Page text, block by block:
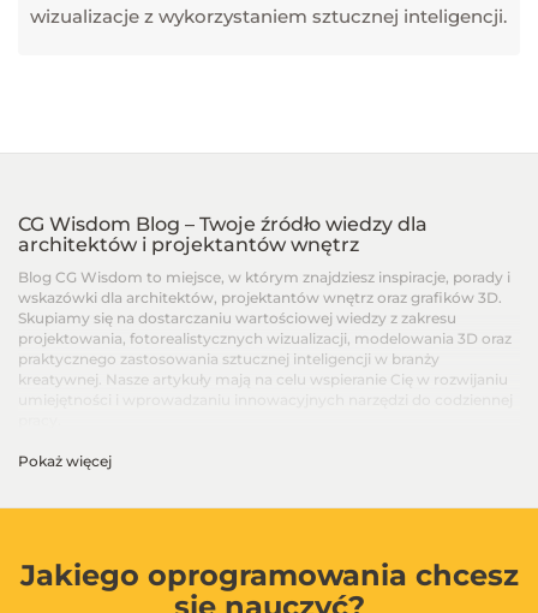
wizualizacje z wykorzystaniem sztucznej inteligencji.
CG Wisdom Blog – Twoje źródło wiedzy dla
architektów i projektantów wnętrz
Blog CG Wisdom to miejsce, w którym znajdziesz inspiracje, porady i
wskazówki dla architektów, projektantów wnętrz oraz grafików 3D.
Skupiamy się na dostarczaniu wartościowej wiedzy z zakresu
projektowania, fotorealistycznych wizualizacji, modelowania 3D oraz
praktycznego zastosowania sztucznej inteligencji w branży
kreatywnej. Nasze artykuły mają na celu wspieranie Cię w rozwijaniu
Artykuły dla architektów i projektantów wnętrz –
się wiedzą na temat programów takich jak SketchUp, V-Ray, 3ds Max,
Blender, GstarCAD i innych, aby ułatwić Ci codzienną pracę i w pełni
Pokaż więcej
Jakiego oprogramowania chcesz